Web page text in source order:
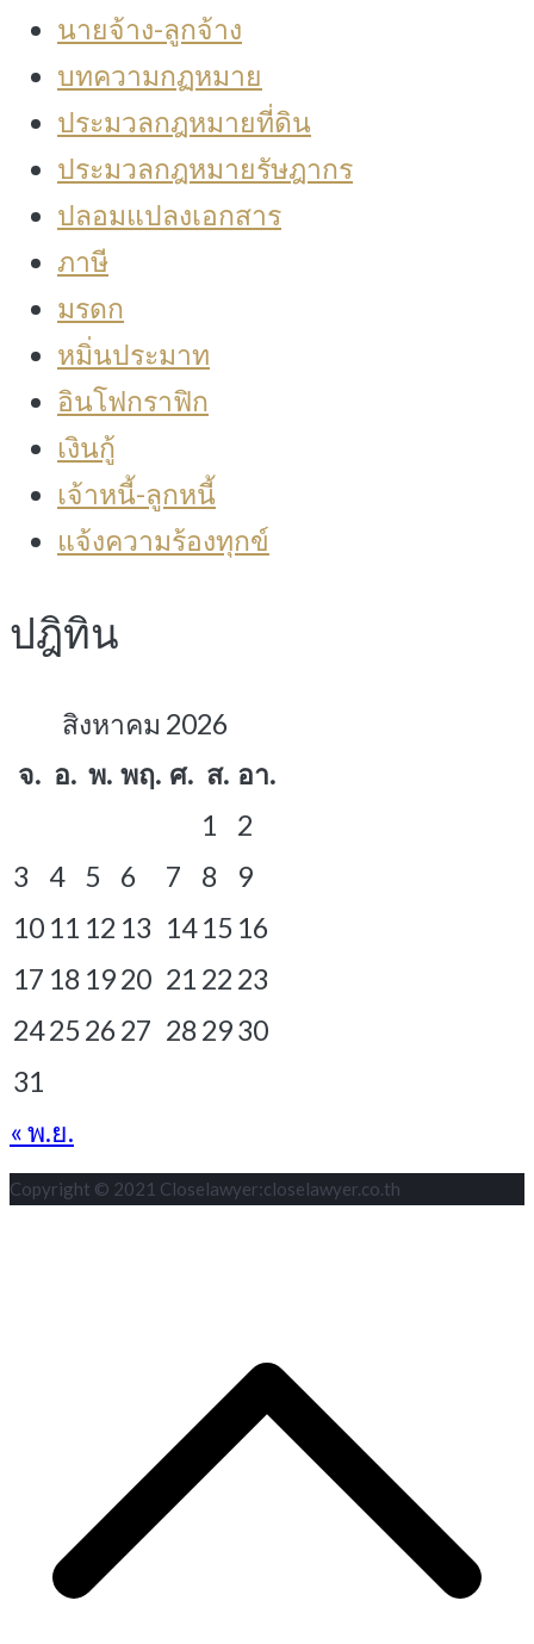
นายจ้าง-ลูกจ้าง
บทความกฏหมาย
ประมวลกฎหมายที่ดิน
ประมวลกฎหมายรัษฎากร
ปลอมแปลงเอกสาร
ภาษี
มรดก
หมิ่นประมาท
อินโฟกราฟิก
เงินกู้
เจ้าหนี้-ลูกหนี้
แจ้งความร้องทุกข์
ปฎิทิน
สิงหาคม 2026
จ. อ. พ. พฤ. ศ. ส. อา.
1
2
3
4 5 6 7 8
9
10 11 12 13 14 15 16
17 18 1920 21 22 23
2425 26 27 28 2930
31
« พ.ย.
Copyright © 2021 Closelawyer:closelawyer.co.th